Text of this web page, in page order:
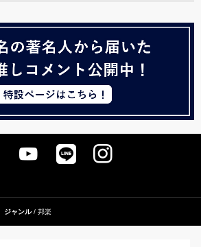
ジャンル 邦楽